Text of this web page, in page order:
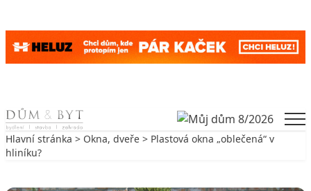
Skip to content
Hlavní stránka > Okna, dveře > Plastová okna „oblečená“ v
hliníku?